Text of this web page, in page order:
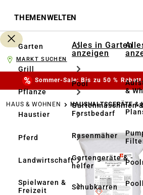
THEMENWELTEN
Garten
Grill
Pflanze
Haustier
Pferd
Landwirtschaft
Spielwaren &
Freizeit
Alles in Garten
anzeigen
Pool
Gartenmaschinen
Forstbedarf
Rasenmäher
Gartengeräte & -
helfer
Schubkarren
&
MARKT SUCHEN
Sommer-Sale: Bis zu 50 %
HAUS & WOHNEN HAUSHALTSGERÄTE &
Bildergalerie überspringen